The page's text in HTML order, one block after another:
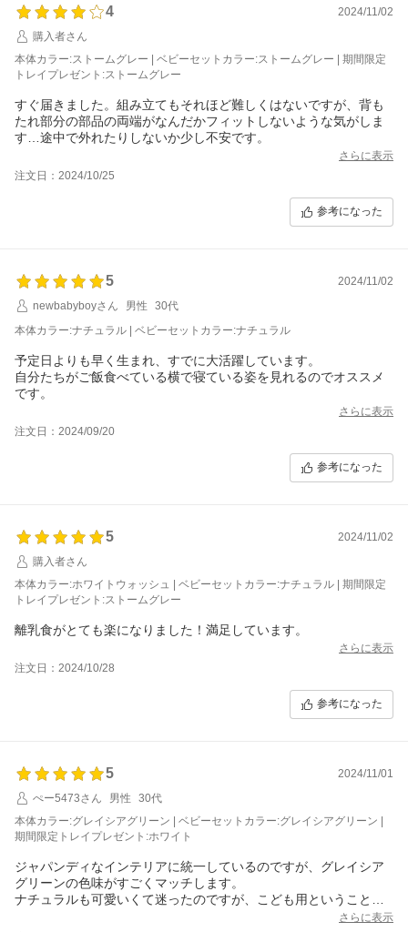
4
2024/11/02
購入者さん
本体カラー:ストームグレー | ベビーセットカラー:ストームグレー | 期間限定
トレイプレゼント:ストームグレー
すぐ届きました。組み立てもそれほど難しくはないですが、背も
たれ部分の部品の両端がなんだかフィットしないような気がしま
す…途中で外れたりしないか少し不安です。
さらに表示
注文日：2024/10/25
参考になった
5
2024/11/02
newbabyboyさん
男性
30代
本体カラー:ナチュラル | ベビーセットカラー:ナチュラル
予定日よりも早く生まれ、すでに大活躍しています。
自分たちがご飯食べている横で寝ている姿を見れるのでオススメ
です。
さらに表示
注文日：2024/09/20
参考になった
5
2024/11/02
購入者さん
本体カラー:ホワイトウォッシュ | ベビーセットカラー:ナチュラル | 期間限定
トレイプレゼント:ストームグレー
離乳食がとても楽になりました！満足しています。
さらに表示
注文日：2024/10/28
参考になった
5
2024/11/01
ぺー5473さん
男性
30代
本体カラー:グレイシアグリーン | ベビーセットカラー:グレイシアグリーン |
期間限定トレイプレゼント:ホワイト
ジャパンディなインテリアに統一しているのですが、グレイシア
グリーンの色味がすごくマッチします。
ナチュラルも可愛いくて迷ったのですが、こども用ということも
踏まえて少し部屋にアクセントを加えたいという方にぴったりだ
さらに表示